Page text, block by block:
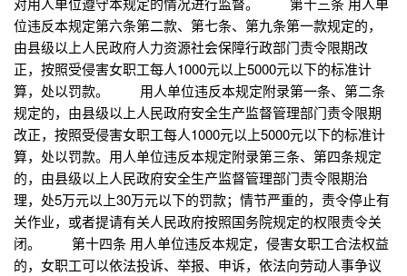
位违反本规定第六条第二款、第七条、第九条第一款规定的，
由县级以上人民政府人力资源社会保障行政部门责令限期改
正，按照受侵害女职工每人1000元以上5000元以下的标准计
算，处以罚款。 用人单位违反本规定附录第一条、第二条
规定的，由县级以上人民政府安全生产监督管理部门责令限期
改正，按照受侵害女职工每人1000元以上5000元以下的标准计
算，处以罚款。用人单位违反本规定附录第三条、第四条规定
的，由县级以上人民政府安全生产监督管理部门责令限期治
理，处5万元以上30万元以下的罚款；情节严重的，责令停止有
关作业，或者提请有关人民政府按照国务院规定的权限责令关
闭。 第十四条 用人单位违反本规定，侵害女职工合法权益
的，女职工可以依法投诉、举报、申诉，依法向劳动人事争议